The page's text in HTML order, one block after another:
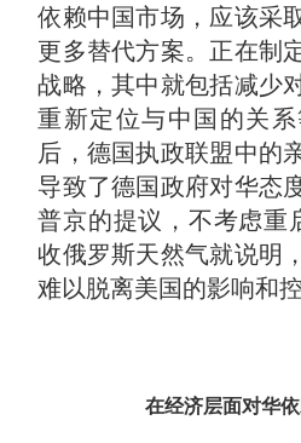
依赖中国市场，应该采
更多替代方案。正在制
战略，其中就包括减少
重新定位与中国的关
后，德国执政联盟中的
导致了德国政府对华态
普京的提议，不考虑重
收俄罗斯天然气就说明
难以脱离美国的影响和控
在经济层面对华